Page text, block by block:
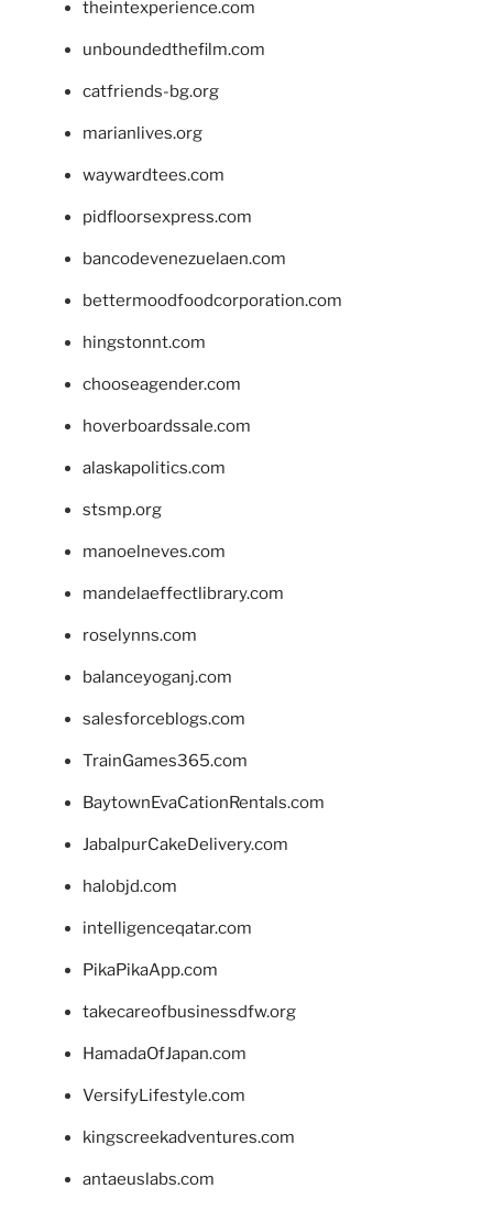
theintexperience.com
unboundedthefilm.com
catfriends-bg.org
marianlives.org
waywardtees.com
pidfloorsexpress.com
bancodevenezuelaen.com
bettermoodfoodcorporation.com
hingstonnt.com
chooseagender.com
hoverboardssale.com
alaskapolitics.com
stsmp.org
manoelneves.com
mandelaeffectlibrary.com
roselynns.com
balanceyoganj.com
salesforceblogs.com
TrainGames365.com
BaytownEvaCationRentals.com
JabalpurCakeDelivery.com
halobjd.com
intelligenceqatar.com
PikaPikaApp.com
takecareofbusinessdfw.org
HamadaOfJapan.com
VersifyLifestyle.com
kingscreekadventures.com
antaeuslabs.com